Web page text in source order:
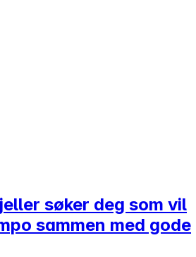
søker deg som vil
sammen med gode